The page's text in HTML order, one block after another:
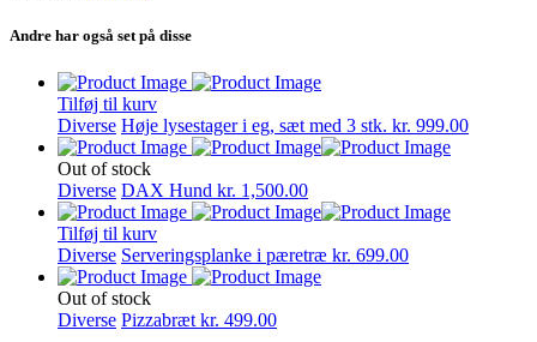
Andre har også set på disse
Tilføj til kurv
Diverse Høje lysestager i eg, sæt med 3 stk. kr. 999.00
Out of stock
Diverse DAX Hund kr. 1,500.00
Tilføj til kurv
Diverse Serveringsplanke i pæretræ kr. 699.00
Out of stock
Diverse Pizzabræt kr. 499.00